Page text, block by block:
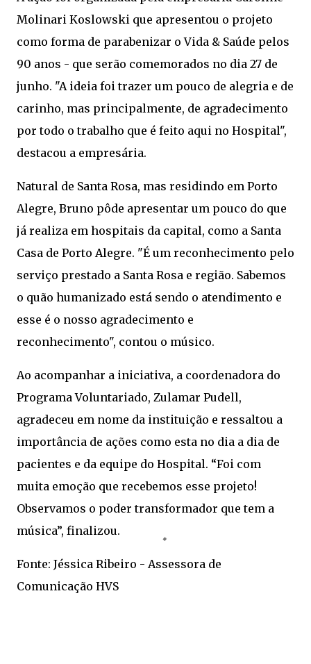
Molinari Koslowski que apresentou o projeto
como forma de parabenizar o Vida & Saúde pelos
90 anos - que serão comemorados no dia 27 de
junho. "A ideia foi trazer um pouco de alegria e de
carinho, mas principalmente, de agradecimento
por todo o trabalho que é feito aqui no Hospital",
destacou a empresária.
Natural de Santa Rosa, mas residindo em Porto
Alegre, Bruno pôde apresentar um pouco do que
já realiza em hospitais da capital, como a Santa
Casa de Porto Alegre. "É um reconhecimento pelo
serviço prestado a Santa Rosa e região. Sabemos
o quão humanizado está sendo o atendimento e
esse é o nosso agradecimento e
reconhecimento", contou o músico.
Ao acompanhar a iniciativa, a coordenadora do
Programa Voluntariado, Zulamar Pudell,
agradeceu em nome da instituição e ressaltou a
importância de ações como esta no dia a dia de
pacientes e da equipe do Hospital. “Foi com
muita emoção que recebemos esse projeto!
Observamos o poder transformador que tem a
música”, finalizou.
Fonte: Jéssica Ribeiro - Assessora de
Comunicação HVS